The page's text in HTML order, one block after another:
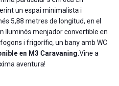
un espai minimalista i
5,88 metres de longitud, en el
lluminós menjador convertible en
i frigorífic, un bany amb WC
en M3 Caravaning.Vine a
aventura!